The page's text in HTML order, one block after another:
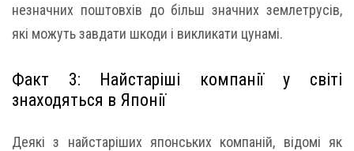
незначних поштовхів до більш значних землетрусів,
які можуть завдати шкоди і викликати цунамі.
Факт 3: Найстаріші компанії у світі
знаходяться в Японії
Деякі з найстаріших японських компаній, відомі як